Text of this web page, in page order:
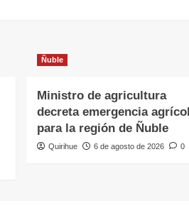
Ñuble
Ministro de agricultura
decreta emergencia
para la región de Ñuble
Quirihue 6 de agosto de 2026 0